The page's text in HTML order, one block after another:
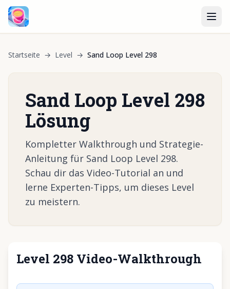
Startseite → Level → Sand Loop Level 298
Sand Loop Level 298
Lösung
Kompletter Walkthrough und Strategie-
Anleitung für Sand Loop Level 298.
Schau dir das Video-Tutorial an und
lerne Experten-Tipps, um dieses Level
zu meistern.
Level 298 Video-Walkthrough
Klicken, um Video abzuspielen